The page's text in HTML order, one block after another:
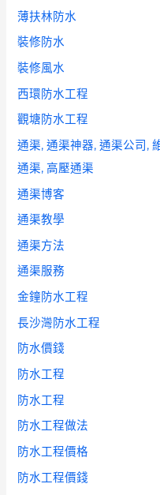
薄扶林防水
裝修防水
裝修風水
西環防水工程
觀塘防水工程
通渠, 通渠神器, 通渠公司,
通渠, 高壓通渠
通渠博客
通渠教學
通渠方法
通渠服務
金鐘防水工程
長沙灣防水工程
防水價錢
防水工程
防水工程
防水工程做法
防水工程價格
防水工程價錢